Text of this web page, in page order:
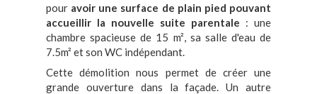
pour avoir une surface de plain pied pouvant
accueillir la nouvelle suite parentale : une
chambre spacieuse de 15 m², sa salle d'eau de
7.5m² et son WC indépendant.
Cette démolition nous permet de créer une
grande ouverture dans la façade. Un autre